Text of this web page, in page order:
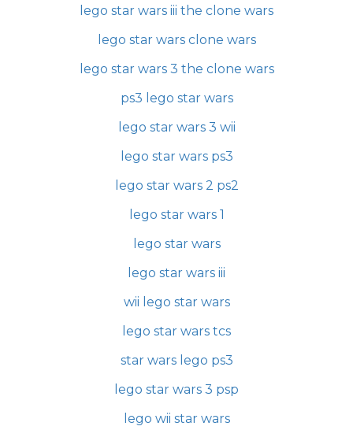
lego star wars iii the clone wars
lego star wars clone wars
lego star wars 3 the clone wars
ps3 lego star wars
lego star wars 3 wii
lego star wars ps3
lego star wars 2 ps2
lego star wars 1
lego star wars
lego star wars iii
wii lego star wars
lego star wars tcs
star wars lego ps3
lego star wars 3 psp
lego wii star wars